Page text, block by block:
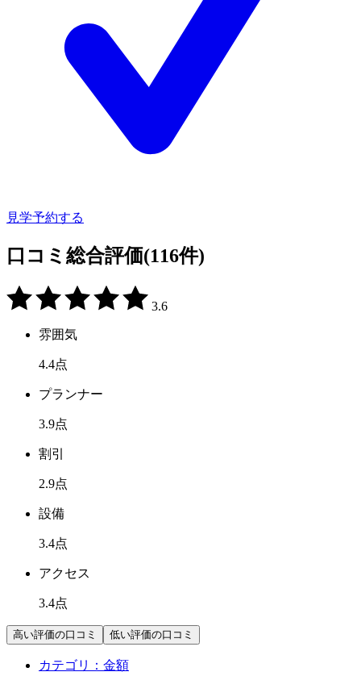
見学予約する
口コミ総合評価(116件)
3.6
雰囲気
4.4点
プランナー
3.9点
割引
2.9点
設備
3.4点
アクセス
3.4点
高い評価の口コミ 低い評価の口コミ
カテゴリ： 金額